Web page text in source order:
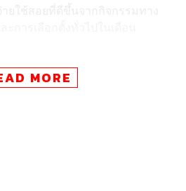
ายใช้สอยที่ดีขึ้นจากกิจกรรมทาง
มีนักท่องเที่ยวต่างชาติเดินทางเข้า
MORE